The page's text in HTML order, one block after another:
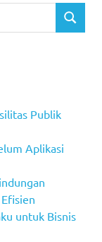
SEARCH
Publik
Aplikasi
untuk Bisnis